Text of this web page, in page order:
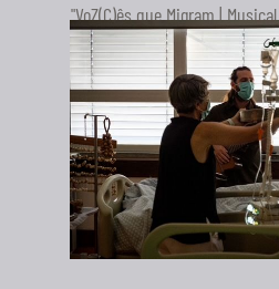
"VoZ(C)ês que Migram |
novo projeto da Sociedade
Pousos (SAMP), em...
SABER MAIS